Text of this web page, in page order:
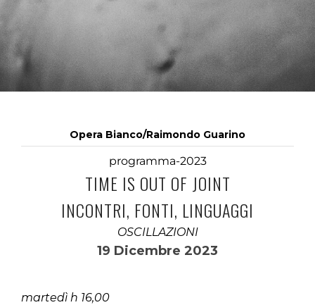
Opera Bianco/Raimondo Guarino
programma-2023
TIME IS OUT OF JOINT
INCONTRI, FONTI, LINGUAGGI
OSCILLAZIONI
19 Dicembre 2023
martedì h 16,00